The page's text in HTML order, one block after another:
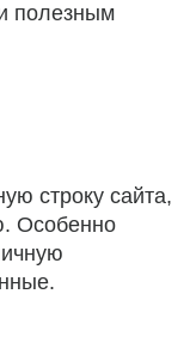
полезным
строку сайта,
Особенно